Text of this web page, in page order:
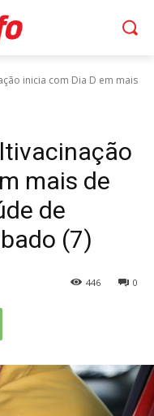
inicia com Dia D em mais
mais de
de
(7)
0
446